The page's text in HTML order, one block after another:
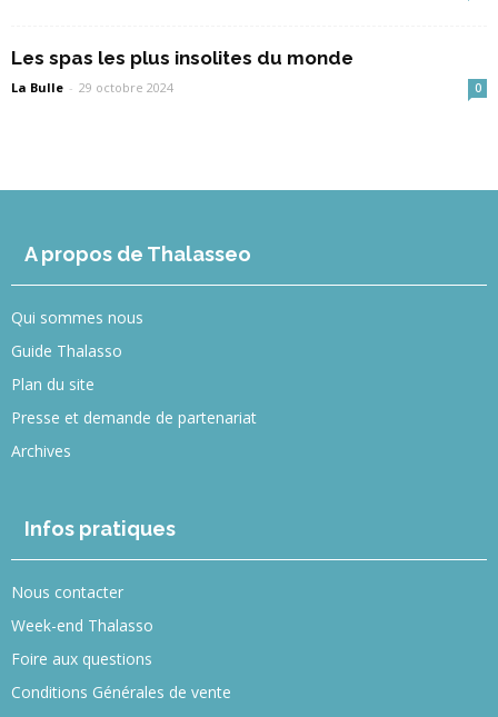
Les spas les plus insolites du monde
La Bulle - 29 octobre 2024 0
A propos de Thalasseo
Qui sommes nous
Guide Thalasso
Plan du site
Presse et demande de partenariat
Archives
Infos pratiques
Nous contacter
Week-end Thalasso
Foire aux questions
Conditions Générales de vente